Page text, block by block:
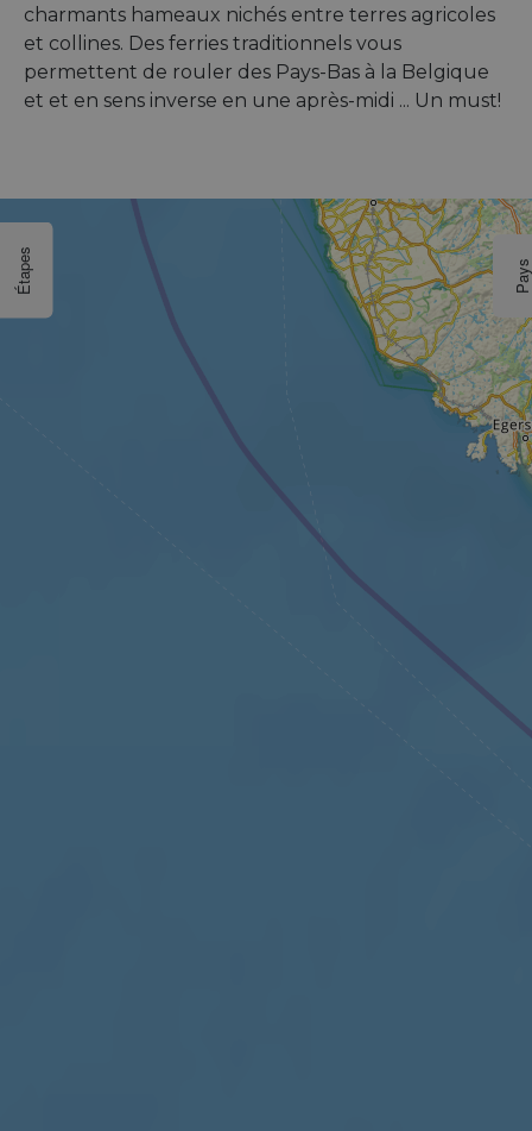
charmants hameaux nichés entre terres agricoles
et collines. Des ferries traditionnels vous
permettent de rouler des Pays-Bas à la Belgique
et et en sens inverse en une après-midi ... Un must!
Étapes Pays